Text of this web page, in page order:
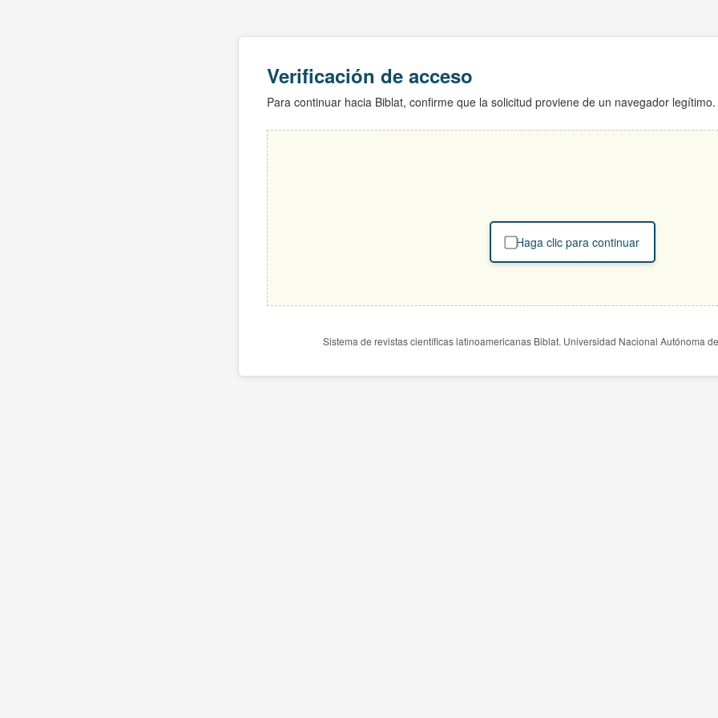
Verificación de acceso
Para continuar hacia Biblat, confirme que la solicitud proviene de un navegador legítimo.
Haga clic para continuar
Sistema de revistas científicas latinoamericanas Biblat. Universidad Nacional Autónoma